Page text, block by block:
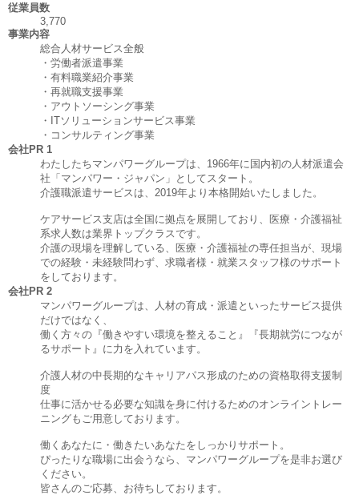
従業員数
3,770
事業内容
総合人材サービス全般
・労働者派遣事業
・有料職業紹介事業
・再就職支援事業
・アウトソーシング事業
・ITソリューションサービス事業
・コンサルティング事業
会社PR 1
わたしたちマンパワーグループは、1966年に国内初の人材派遣会
社「マンパワー・ジャパン」としてスタート。
介護職派遣サービスは、2019年より本格開始いたしました。
ケアサービス支店は全国に拠点を展開しており、医療・介護福祉
系求人数は業界トップクラスです。
介護の現場を理解している、医療・介護福祉の専任担当が、現場
での経験・未経験問わず、求職者様・就業スタッフ様のサポート
をしております。
会社PR 2
マンパワーグループは、人材の育成・派遣といったサービス提供
だけではなく、
働く方々の『働きやすい環境を整えること』『長期就労につなが
るサポート』に力を入れています。
介護人材の中長期的なキャリアパス形成のための資格取得支援制
度
仕事に活かせる必要な知識を身に付けるためのオンライントレー
ニングもご用意しております。
働くあなたに・働きたいあなたをしっかりサポート。
ぴったりな職場に出会うなら、マンパワーグループを是非お選び
ください。
皆さんのご応募、お待ちしております。